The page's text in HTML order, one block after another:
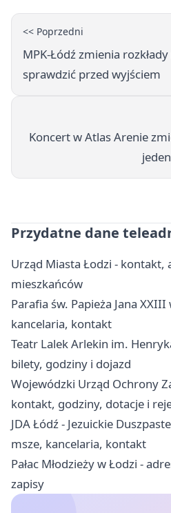
<< Poprzedni
MPK-Łódź zmienia
sprawdzić przed wyjściem
Koncert w Atlas Arenie
Przydatne dane
Urząd Miasta Łodzi - kontakt,
mieszkańców
Parafia św. Papieża Jana
kancelaria, kontakt
Teatr Lalek Arlekin im.
bilety, godziny i dojazd
Wojewódzki Urząd Ochrony
kontakt, godziny, dotacje i
JDA Łódź - Jezuickie
msze, kancelaria, kontakt
Pałac Młodzieży w Łodzi -
zapisy